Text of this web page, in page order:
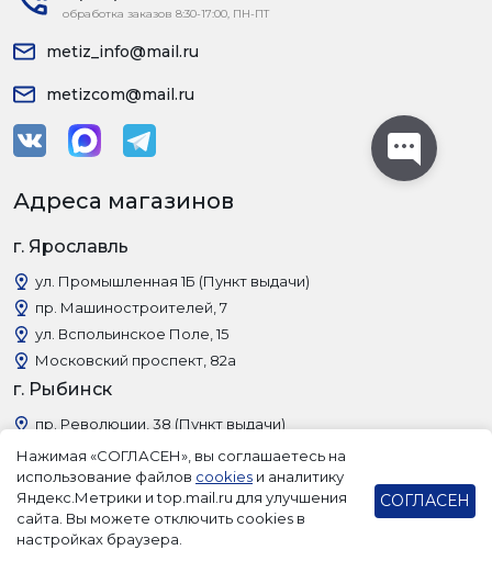
обработка заказов 8:30-17:00, ПН-ПТ
metiz_info@mail.ru
metizcom@mail.ru
Адреса магазинов
г. Ярославль
ул. Промышленная 1Б (Пункт выдачи)
пр. Машиностроителей, 7
ул. Вспольинское Поле, 15
Московский проспект, 82а
г. Рыбинск
пр. Революции, 38 (Пункт выдачи)
Нажимая «СОГЛАСЕН», вы соглашаетесь на
использование файлов cookies и аналитику
Яндекс.Метрики и top.mail.ru для улучшения
сайта. Вы можете отключить cookies в
настройках браузера.
СОГЛАСЕН